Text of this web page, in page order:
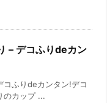
– デコふりdeカン
コふりdeカンタン!デコ
のカップ ...